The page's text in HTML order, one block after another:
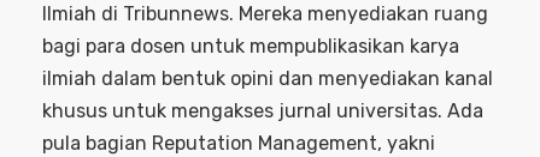
Ilmiah di Tribunnews. Mereka menyediakan ruang
bagi para dosen untuk mempublikasikan karya
ilmiah dalam bentuk opini dan menyediakan kanal
khusus untuk mengakses jurnal universitas. Ada
pula bagian Reputation Management, yakni